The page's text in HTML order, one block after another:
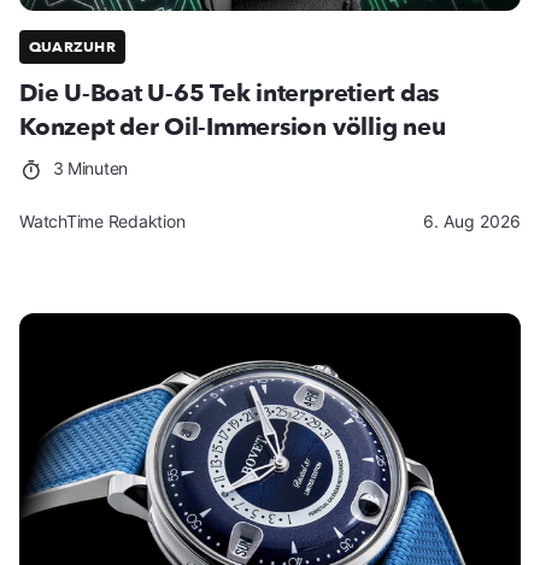
QUARZUHR
Die U-Boat U-65 Tek interpretiert das
Konzept der Oil-Immersion völlig neu
3 Minuten
WatchTime Redaktion 6. Aug 2026